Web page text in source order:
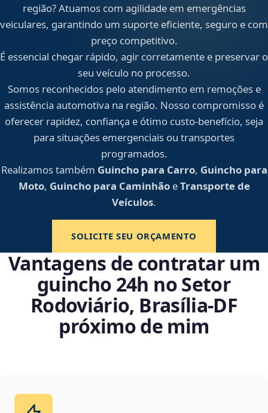
região? Atuamos com agilidade em emergências
veiculares, garantindo um suporte eficiente, seguro e com
preço competitivo.
É essencial chegar rápido, agir corretamente e preservar o
seu veículo no processo.
Somos reconhecidos pelo atendimento em remoções e
assistência automotiva na região. Nosso compromisso é
oferecer rapidez, confiança e ótimo custo-benefício, seja
para situações emergenciais ou transportes
programados.
Realizamos também Guincho para Carro, Guincho para
Moto, Guincho para CaminhãoeTransporte de
Veículos.
SOLICITE SEU ORÇAMENTO
Vantagens de contratar um
guincho 24h no Setor
Rodoviário, Brasília‑DF
próximo de mim